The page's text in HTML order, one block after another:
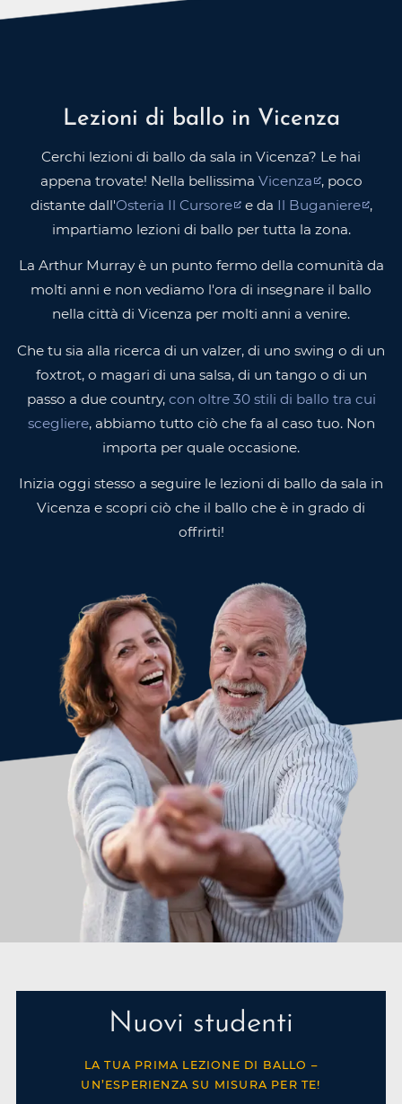
Lezioni di ballo in Vicenza
Cerchi lezioni di ballo da sala in Vicenza? Le hai
appena trovate! Nella bellissima Vicenza , poco
distante dall'Osteria Il Cursore e da Il Buganiere ,
impartiamo lezioni di ballo per tutta la zona.
La Arthur Murray è un punto fermo della comunità da
molti anni e non vediamo l'ora di insegnare il ballo
nella città di Vicenza per molti anni a venire.
Che tu sia alla ricerca di un valzer, di uno swing o di un
foxtrot, o magari di una salsa, di un tango o di un
passo a due country, con oltre 30 stili di ballo tra cui
scegliere, abbiamo tutto ciò che fa al caso tuo. Non
importa per quale occasione.
Inizia oggi stesso a seguire le lezioni di ballo da sala in
Vicenza e scopri ciò che il ballo che è in grado di
offrirti!
Nuovi studenti
LA TUA PRIMA LEZIONE DI BALLO –
UN’ESPERIENZA SU MISURA PER TE!